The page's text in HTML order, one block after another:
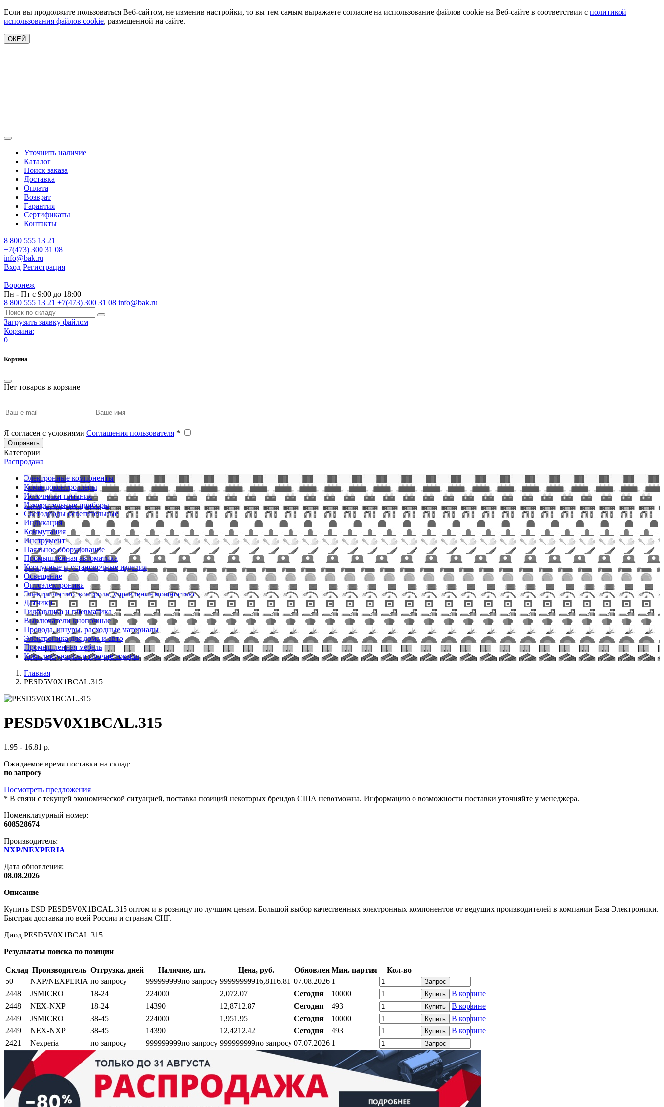
Если вы продолжите пользоваться Веб-сайтом, не изменив настройки, то вы тем самым выражаете согласие на использование файлов cookie на Веб-сайте в соответствии с политикой
использования файлов cookie, размещенной на сайте.
ОКЕЙ
Уточнить наличие
Каталог
Поиск заказа
Доставка
Оплата
Возврат
Гарантия
Сертификаты
Контакты
8 800 555 13 21
+7(473) 300 31 08
info@bak.ru
Вход Регистрация
Воронеж
Пн - Пт с 9:00 до 18:00
8 800 555 13 21 +7(473) 300 31 08 info@bak.ru
Загрузить заявку файлом
Корзина:
0
Корзина
Нет товаров в корзине
Я согласен с условиями Соглашения пользователя *
Отправить
Категории
Распродажа
Электронные компоненты
Командоконтроллеры
Источники питания
Измерительные приборы
Светодиоды осветительные
Индикация
Коммутация
Инструмент
Паяльное оборудование
Промышленная автоматика
Корпусные и установочные изделия
Освещение
Оптоэлектроника
Электричество, контроль, управление мощностью
Датчики
Гидравлика и пневматика
Выключатели кнопочные
Провода, шнуры, расходные материалы
Электроника для дома и авто
Промышленная мебель
Комплектующие и прочие товары
Главная
PESD5V0X1BCAL.315
PESD5V0X1BCAL.315
1.95 - 16.81 р.
Ожидаемое время поставки на склад:
по запросу
Посмотреть предложения
* В связи с текущей экономической ситуацией, поставка позиций некоторых брендов США невозможна. Информацию о возможности поставки уточняйте у менеджера.
Номенклатурный номер:
608528674
Производитель:
NXP/NEXPERIA
Дата обновления:
08.08.2026
Описание
Купить ESD PESD5V0X1BCAL.315 оптом и в розницу по лучшим ценам. Большой выбор качественных электронных компонентов от ведущих производителей в компании База Электроники.
Быстрая доставка по всей России и странам СНГ.
Диод PESD5V0X1BCAL.315
Результаты поиска по позиции
Склад Производитель Отгрузка, дней Наличие, шт. Цена, руб. Обновлен Мин. партия
Кол-во
50
NXP/NEXPERIA по запросу 999999999по запросу 99999999916,8116.81 07.08.2026 1 Запрос
2448 JSMICRO 18-24 224000 2,072.07 Сегодня 10000 Купить
В корзине
2448
NEX-NXP 18-24 14390 12,8712.87 Сегодня 493 Купить
В корзине
2449
JSMICRO 38-45 224000 1,951.95 Сегодня 10000 Купить
В корзине
2449
NEX-NXP 38-45 14390 12,4212.42 Сегодня 493 Купить
В корзине
2421
Nexperia по запросу 999999999по запросу 999999999по запросу 07.07.2026 1 Запрос